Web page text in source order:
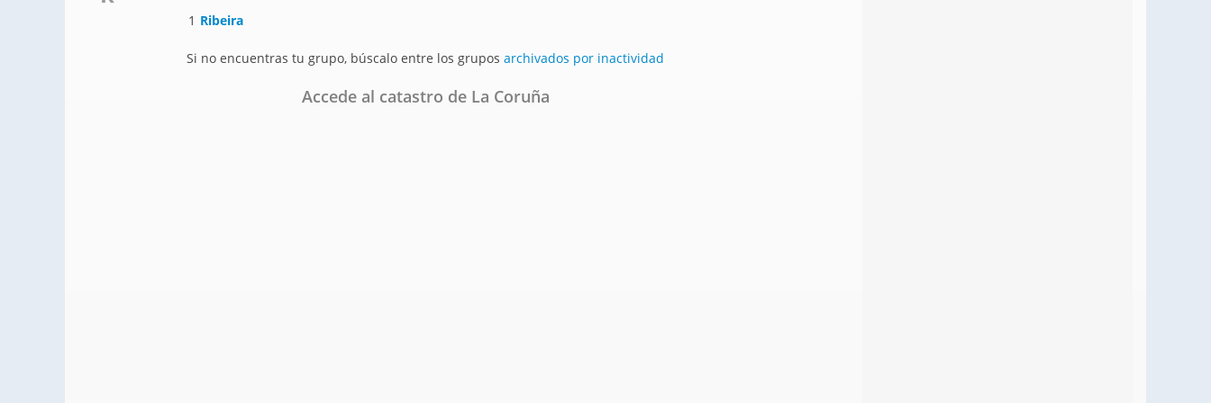
1 Ribeira
Si no encuentras tu grupo, búscalo entre los grupos archivados por inactividad
Accede al catastro de La Coruña